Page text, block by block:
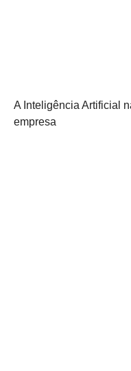
A Inteligência Artificial
empresa